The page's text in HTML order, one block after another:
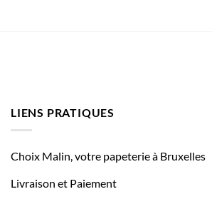
LIENS PRATIQUES
Choix Malin, votre papeterie à Bruxelles
Livraison et Paiement